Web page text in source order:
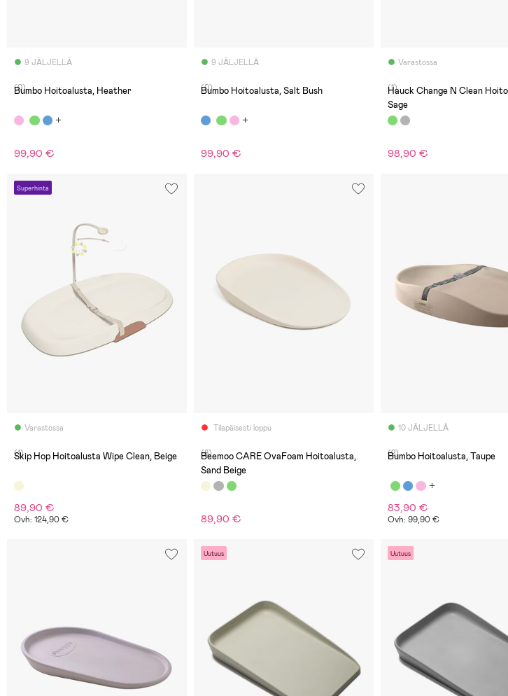
9 JÄLJELLÄ
(0)
Bumbo Hoitoalusta, Heather
99,90 €
9 JÄLJELLÄ
(0)
Bumbo Hoitoalusta, Salt Bush
99,90 €
Varastossa
(1)
Hauck Change N Clean
Sage
98,90 €
Superhinta
Varastossa
(1)
Skip Hop Hoitoalusta Wipe Clean, Beige
89,90 €
Ovh: 124,90 €
Tilapäisesti loppu
(8)
Beemoo CARE OvaFoam Hoitoalusta,
Sand Beige
89,90 €
10 JÄLJELLÄ
(2)
Bumbo Hoitoalusta, Taupe
83,90 €
Ovh: 99,90 €
Uutuus Uutuus